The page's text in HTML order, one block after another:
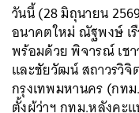
วันนี้ (28 มิถุนายน
อนาคตใหม่ ณัฐพงษ์
พร้อมด้วย พิจารณ์ เช
และชัยวัฒน์ สถาวรวิจิ
กรุงเทพมหานคร (กท
ตั้งผู้ว่าฯ กทม.หลังคะ